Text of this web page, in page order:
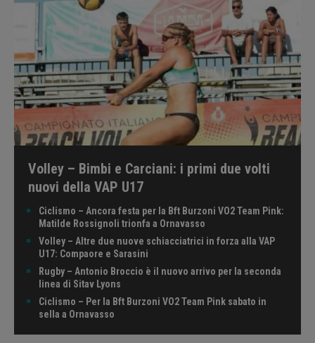
Volley – Bimbi e Carciani: i primi due volti
nuovi della VAP U17
Ciclismo – Ancora festa per la Bft Burzoni VO2 Team Pink:
Matilde Rossignoli trionfa a Ornavasso
Volley – Altre due nuove schiacciatrici in forza alla VAP
U17: Compaore e Sarasini
Rugby – Antonio Broccio è il nuovo arrivo per la seconda
linea di Sitav Lyons
Ciclismo – Per la Bft Burzoni VO2 Team Pink sabato in
sella a Ornavasso